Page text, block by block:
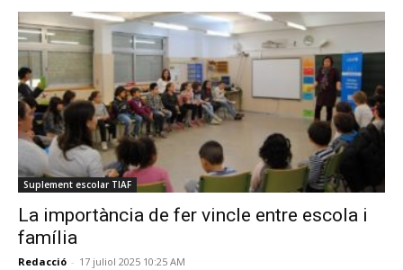
Suplement escolar TIAF
La importància de fer vincle entre escola i
família
Redacció - 17 juliol 2025 10:25 AM